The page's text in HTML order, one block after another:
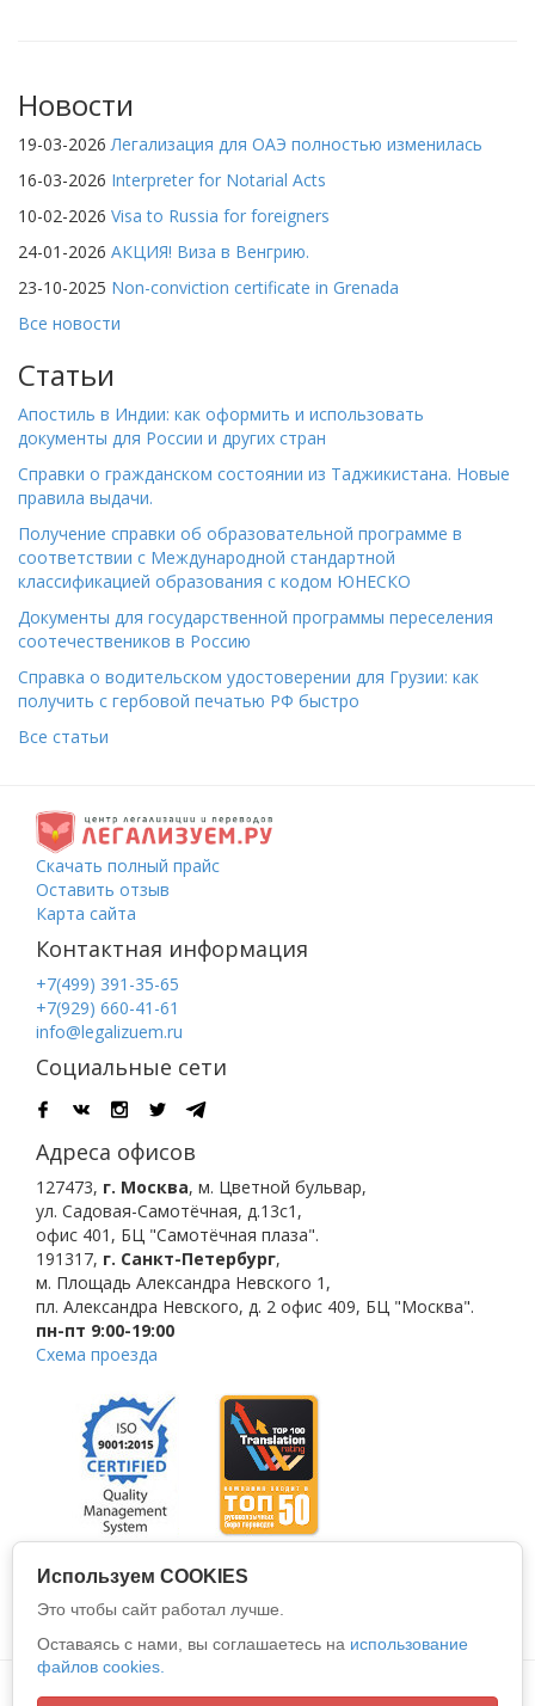
Новости
19-03-2026 Легализация для ОАЭ полностью изменилась
16-03-2026 Interpreter for Notarial Acts
10-02-2026 Visa to Russia for foreigners
24-01-2026 АКЦИЯ! Виза в Венгрию.
23-10-2025 Non-conviction certificate in Grenada
Все новости
Статьи
Апостиль в Индии: как оформить и использовать
документы для России и других стран
Справки о гражданском состоянии из Таджикистана. Новые
правила выдачи.
Получение справки об образовательной программе в
соответствии с Международной стандартной
классификацией образования с кодом ЮНЕСКО
Документы для государственной программы переселения
соотечествеников в Россию
Справка о водительском удостоверении для Грузии: как
получить с гербовой печатью РФ быстро
Все статьи
Скачать полный прайс
Оставить отзыв
Карта сайта
Контактная информация
+7(499) 391-35-65
+7(929) 660-41-61
info@legalizuem.ru
Социальные сети
Адреса офисов
127473, г. Москва, м. Цветной бульвар,
ул. Садовая-Самотёчная, д.13с1,
офис 401, БЦ "Самотёчная плаза".
191317, г. Санкт-Петербург,
м. Площадь Александра Невского 1 ,
пл. Александра Невского, д. 2 офис 409, БЦ "Москва".
пн-пт 9:00-19:00
Схема проезда
Политика конфиденциальности
Используем COOKIES
Это чтобы сайт работал лучше.
Оставаясь с нами, вы соглашаетесь на использование
файлов cookies.